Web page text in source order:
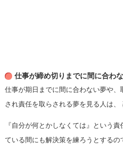
仕事が締め切りまでに間に合わ
仕事が期日までに間に合わない夢や
され責任を取らされる夢を見る人は、
『自分が何とかしなくては』という
ている間にも解決策を練ろうとするの